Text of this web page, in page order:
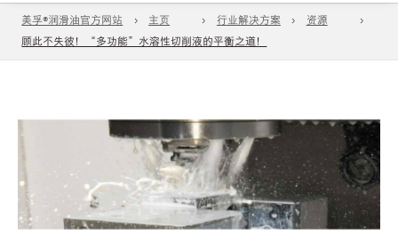
美孚®润滑油官方网站 主页 行业解决方案
资源
顾此不失彼！“多功能”水溶性切削液的平衡之道！